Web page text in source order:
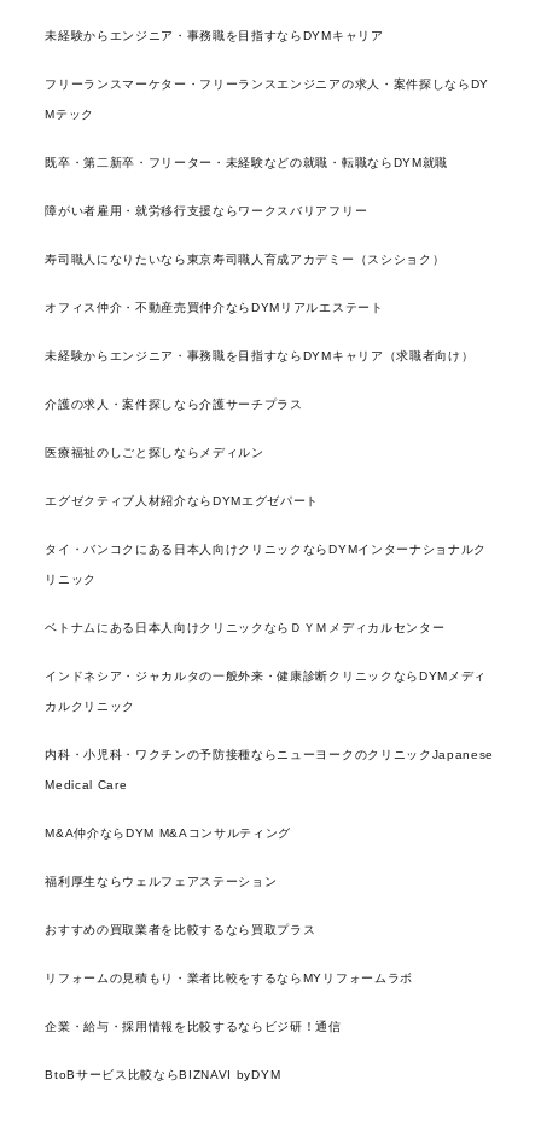
未経験からエンジニア・事務職を目指すならDYMキャリア
フリーランスマーケター・フリーランスエンジニアの求人・案件探しならDY
Mテック
既卒・第二新卒・フリーター・未経験などの就職・転職ならDYM就職
障がい者雇用・就労移行支援ならワークスバリアフリー
寿司職人になりたいなら東京寿司職人育成アカデミー（スシショク）
オフィス仲介・不動産売買仲介ならDYMリアルエステート
未経験からエンジニア・事務職を目指すならDYMキャリア（求職者向け）
介護の求人・案件探しなら介護サーチプラス
医療福祉のしごと探しならメディルン
エグゼクティブ人材紹介ならDYMエグゼパート
タイ・バンコクにある日本人向けクリニックならDYMインターナショナルク
リニック
ベトナムにある日本人向けクリニックならＤＹＭメディカルセンター
インドネシア・ジャカルタの一般外来・健康診断クリニックならDYMメディ
カルクリニック
内科・小児科・ワクチンの予防接種ならニューヨークのクリニックJapanese
Medical Care
M&A仲介ならDYM M&Aコンサルティング
福利厚生ならウェルフェアステーション
おすすめの買取業者を比較するなら買取プラス
リフォームの見積もり・業者比較をするならMYリフォームラボ
企業・給与・採用情報を比較するならビジ研！通信
BtoBサービス比較ならBIZNAVI byDYM